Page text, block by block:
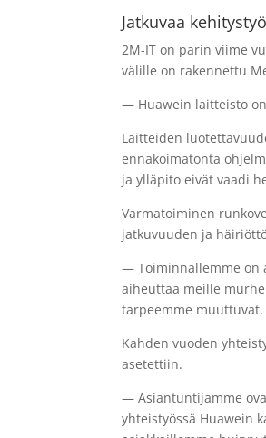
Jatkuvaa
2M-IT on parin viime
välille on rakennettu
— Huawein laitteisto
Laitteiden
ennakoimatonta
ja ylläpito eivät vaadi
Varmatoiminen
jatkuvuuden ja
— Toiminnallemme on
aiheuttaa meille
tarpeemme muuttuvat.
Kahden vuoden
asetettiin.
— Asiantuntijamme
yhteistyössä Huawein